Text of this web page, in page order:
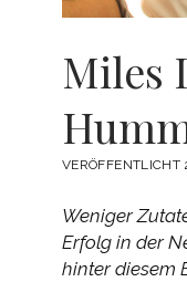
Miles
Weniger
Erfolg in der
hinter diesem